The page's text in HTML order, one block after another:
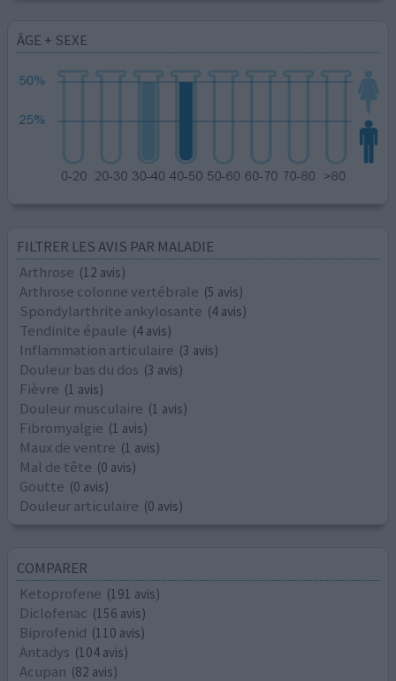
ÂGE + SEXE
FILTRER LES AVIS PAR MALADIE
Arthrose (12 avis)
Arthrose colonne vertébrale (5 avis)
Spondylarthrite ankylosante (4 avis)
Tendinite épaule (4 avis)
Inflammation articulaire (3 avis)
Douleur bas du dos (3 avis)
Fièvre (1 avis)
Douleur musculaire (1 avis)
Fibromyalgie (1 avis)
Maux de ventre (1 avis)
Mal de tête (0 avis)
Goutte (0 avis)
Douleur articulaire (0 avis)
COMPARER
Ketoprofene (191 avis)
Diclofenac (156 avis)
Biprofenid (110 avis)
Antadys (104 avis)
Acupan (82 avis)